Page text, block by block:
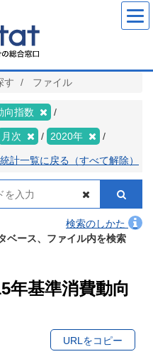
す ファイル
向指数
月次 2020年
計一覧に戻る（すべて解除）
検索のしかた
ベース、ファイル内を検索
年基準消費動向
URLをコピー